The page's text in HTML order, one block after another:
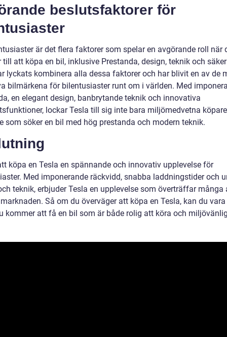
beslutsfaktorer för
är det flera faktorer som spelar en avgörande roll när
till att köpa en bil, inklusive Prestanda, design, teknik och
lyckats kombinera alla dessa faktorer och har blivit en av de
bilmärkena för bilentusiaster runt om i världen. Med
en elegant design, banbrytande teknik och innovativa
lockar Tesla till sig inte bara miljömedvetna
som söker en bil med hög prestanda och modern teknik.
köpa en Tesla en spännande och innovativ upplevelse för
Med imponerande räckvidd, snabba laddningstider och
teknik, erbjuder Tesla en upplevelse som överträffar många
Så om du överväger att köpa en Tesla, kan du
kommer att få en bil som är både rolig att köra och